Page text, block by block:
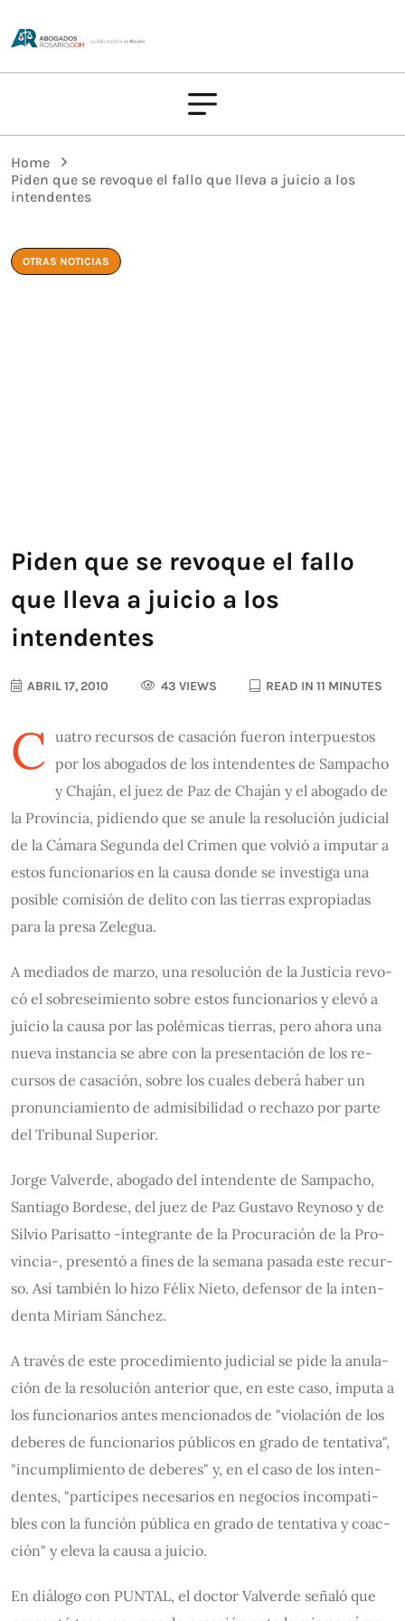
Home
Piden que se revoque el fallo que lleva a juicio a los
intendentes
OTRAS NOTICIAS
Piden que se revoque el fallo
que lleva a juicio a los
intendentes
ABRIL 17, 2010 43 VIEWS READ IN 11 MINUTES
C ua­tro re­cur­sos de ca­sa­ción fue­ron in­ter­pues­tos
por los abo­ga­dos de los in­ten­den­tes de Sam­pa­cho
y Cha­ján, el juez de Paz de Cha­ján y el abo­ga­do de
la Pro­vin­cia, pi­dien­do que se anu­le la re­so­lu­ción ju­di­cial
de la Cá­ma­ra Se­gun­da del Cri­men que vol­vió a im­pu­tar a
es­tos fun­cio­na­rios en la cau­sa don­de se in­ves­ti­ga una
po­si­ble co­mi­sión de de­li­to con las tie­rras ex­pro­pia­das
pa­ra la pre­sa Ze­le­gua.
A me­dia­dos de mar­zo, una re­so­lu­ción de la Jus­ti­cia re­vo­
có el so­bre­sei­mien­to so­bre es­tos fun­cio­na­rios y ele­vó a
jui­cio la cau­sa por las po­lé­mi­cas tie­rras, pe­ro aho­ra una
nue­va ins­tan­cia se abre con la pre­sen­ta­ción de los re­
cur­sos de ca­sa­ción, so­bre los cua­les de­be­rá ha­ber un
pro­nun­cia­mien­to de ad­mi­si­bi­li­dad o re­cha­zo por par­te
del Tri­bu­nal Su­pe­rior.
Jor­ge Val­ver­de, abo­ga­do del in­ten­den­te de Sam­pa­cho,
San­tia­go Bor­de­se, del juez de Paz Gus­ta­vo ­Rey­no­so y de
Sil­vio Pa­ri­sat­to -in­te­gran­te de la Pro­cu­ra­ción de la Pro­
vin­cia-, pre­sen­tó a fi­nes de la se­ma­na pa­sa­da es­te re­cur­
so. Así tam­bién lo hi­zo Fé­lix Nie­to, de­fen­sor de la in­ten­
den­ta Mi­riam Sán­chez.
A tra­vés de es­te pro­ce­di­mien­to ju­di­cial se pi­de la anu­la­
ción de la re­so­lu­ción an­te­rior que, en es­te ca­so, im­pu­ta a
los fun­cio­na­rios an­tes men­cio­na­dos de "vio­la­ción de los
de­be­res de fun­cio­na­rios pú­bli­cos en gra­do de ten­ta­ti­va",
"in­cum­pli­mien­to de de­be­res" y, en el ca­so de los in­ten­
den­tes, "par­tí­ci­pes ne­ce­sa­rios en ne­go­cios in­com­pa­ti­
bles con la fun­ción pú­bli­ca en gra­do de ten­ta­ti­va y coac­
ción" y ele­va la cau­sa a jui­cio.
En diá­lo­go con PUN­TAL, el doc­tor Val­ver­de se­ña­ló que